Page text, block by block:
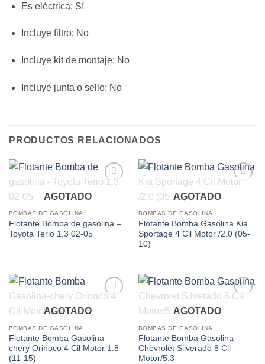
Es eléctrica: Sí
Incluye filtro: No
Incluye kit de montaje: No
Incluye junta o sello: No
PRODUCTOS RELACIONADOS
AGOTADO
BOMBAS DE GASOLINA
Flotante Bomba de gasolina –
Toyota Terio 1.3 02-05
AGOTADO
BOMBAS DE GASOLINA
Flotante Bomba Gasolina Kia
Sportage 4 Cil Motor /2.0 (05-
10)
AGOTADO
BOMBAS DE GASOLINA
Flotante Bomba Gasolina-
chery Orinoco 4 Cil Motor 1.8
(11-15)
AGOTADO
BOMBAS DE GASOLINA
Flotante Bomba Gasolina
Chevrolet Silverado 8 Cil
Motor/5.3